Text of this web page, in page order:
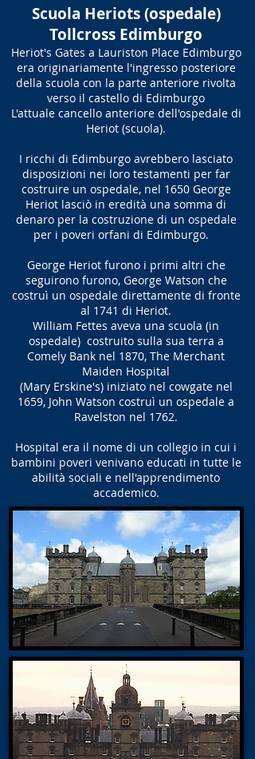
Chiesa formalmente Lauriston
​ Tollcross Edimburgo
La Lauriston United Presbyterian Church
è un edificio in stile gotico del 1860 circa.
La chiesa è ora nelle mani della Muslim
Welfare House, un'organizzazione di
beneficenza per servire i bisogni degli
studenti stranieri in Gran Bretagna.
Scuola Heriots (ospedale)
Tollcross Edimburgo
Heriot's Gates a Lauriston Place Edimburgo
era originariamente l'ingresso posteriore
della scuola con la parte anteriore rivolta
verso il castello di Edimburgo
L'attuale cancello anteriore dell'ospedale di
Heriot (scuola).
I ricchi di Edimburgo avrebbero lasciato
disposizioni nei loro testamenti per far
costruire un ospedale, nel 1650 George
Heriot lasciò in eredità una somma di
denaro per la costruzione di un ospedale
per i poveri orfani di Edimburgo.
George Heriot furono i primi altri che
seguirono furono, George Watson che
costruì un ospedale direttamente di fronte
al 1741 di Heriot.
William Fettes aveva una scuola (in
ospedale) costruito sulla sua terra a
Comely Bank nel 1870, The Merchant
Maiden Hospital
(Mary Erskine's) iniziato nel cowgate nel
1659, John Watson costruì un ospedale a
Ravelston nel 1762.
Hospital era il nome di un collegio in cui i
bambini poveri venivano educati in tutte le
abilità sociali e nell'apprendimento
accademico.